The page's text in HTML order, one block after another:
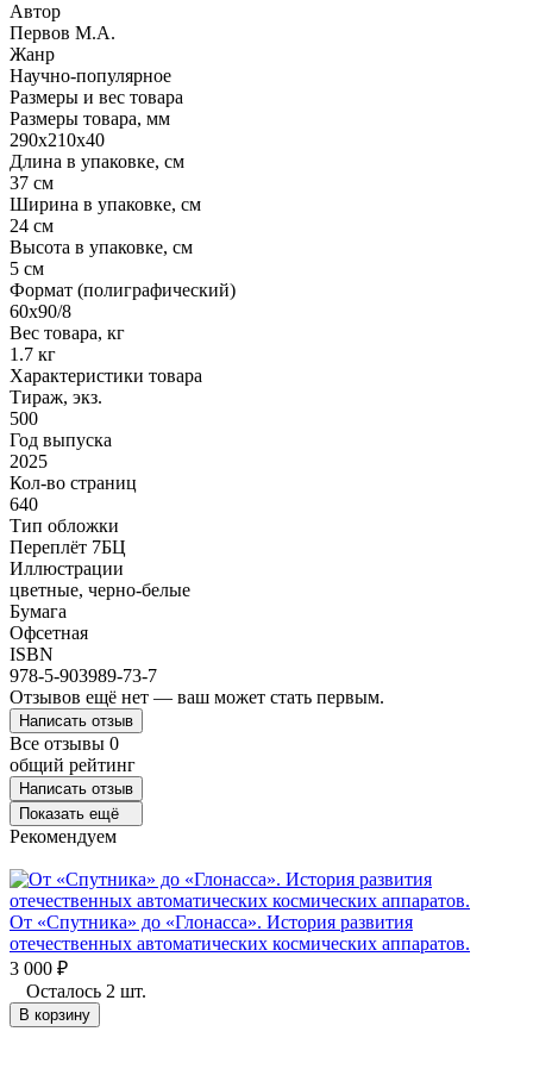
Автор
Первов М.А.
Жанр
Научно-популярное
Размеры и вес товара
Размеры товара, мм
290х210х40
Длина в упаковке, см
37 см
Ширина в упаковке, см
24 см
Высота в упаковке, см
5 см
Формат (полиграфический)
60х90/8
Вес товара, кг
1.7 кг
Характеристики товара
Тираж, экз.
500
Год выпуска
2025
Кол-во страниц
640
Тип обложки
Переплёт 7БЦ
Иллюстрации
цветные, черно-белые
Бумага
Офсетная
ISBN
978-5-903989-73-7
Отзывов ещё нет — ваш может стать первым.
Написать отзыв
Все отзывы 0
общий рейтинг
Написать отзыв
Показать ещё
Рекомендуем
От «Спутника» до «Глонасса». История развития
отечественных автоматических космических аппаратов.
3 000 ₽
Осталось 2 шт.
В корзину